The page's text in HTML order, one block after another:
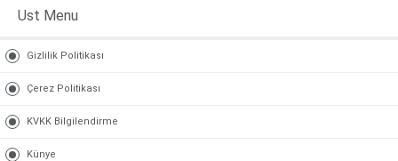
Ust Menu
Gizlilik Politikası
Çerez Politikası
KVKK Bilgilendirme
Künye